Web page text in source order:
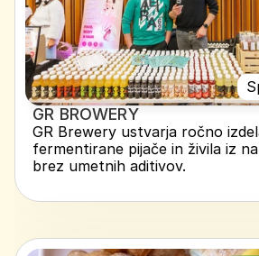
GR BROWERY
GR Brewery ustvarja ročno
fermentirane pijače in živila iz
brez umetnih aditivov.